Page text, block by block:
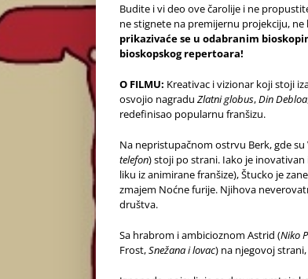
Budite i vi deo ove čarolije i ne
ne stignete na premijernu projekciju, ne
prikazivaće se u odabranim
bioskopskog repertoara!
O FILMU: Kreativac i vizionar koji stoji
osvojio nagradu Zlatni globus,Din Debloa
redefinisao popularnu franšizu.
Na nepristupačnom ostrvu Berk, gde
telefon) stoji po strani. Iako je inovativan
liku iz animirane franšize), Štucko je
zmajem Noćne furije. Njihova
društva.
Sa hrabrom i ambicioznom Astrid (Niko
Frost,Snežana i lovac) na njegovoj